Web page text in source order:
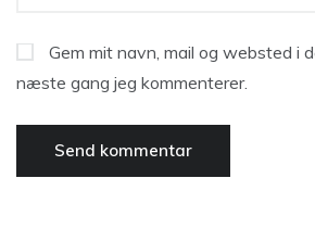
Gem mit navn, mail og websted i
næste gang jeg kommenterer.